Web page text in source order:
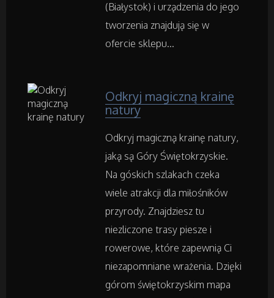
Art. Spożywcze
Maszyny Specjalistyczne
Maszyny
Narzędzia
Przemysł Metalowy
Samochody
Transport
(Białystok) i urządzenia do jego
tworzenia znajdują się w
ofercie sklepu...
Odkryj magiczną krainę
natury
Odkryj magiczną krainę natury,
jaką są Góry Świętokrzyskie.
Na góskich szlakach czeka
wiele atrakcji dla miłośników
przyrody. Znajdziesz tu
niezliczone trasy piesze i
rowerowe, które zapewnią Ci
niezapomniane wrażenia. Dzięki
górom świętokrzyskim mapa